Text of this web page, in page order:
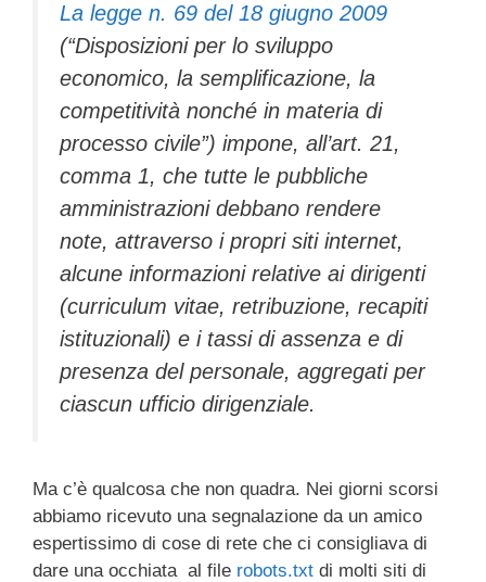
La legge n. 69 del 18 giugno 2009
(“Disposizioni per lo sviluppo
economico, la semplificazione, la
competitività nonché in materia di
processo civile”) impone, all’art. 21,
comma 1, che tutte le pubbliche
amministrazioni debbano rendere
note, attraverso i propri siti internet,
alcune informazioni relative ai dirigenti
(curriculum vitae, retribuzione, recapiti
istituzionali) e i tassi di assenza e di
presenza del personale, aggregati per
ciascun ufficio dirigenziale.
Ma c’è qualcosa che non quadra. Nei giorni scorsi
abbiamo ricevuto una segnalazione da un amico
espertissimo di cose di rete che ci consigliava di
dare una occhiata al file robots.txt di molti siti di